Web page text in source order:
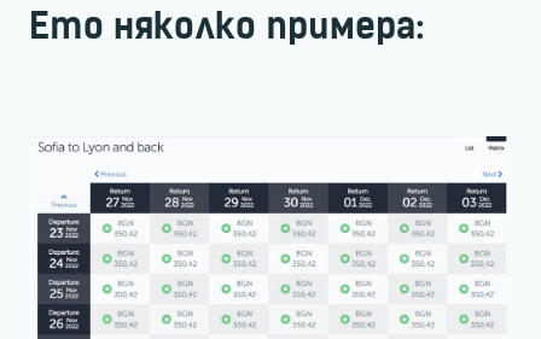
Ето няколко примера: